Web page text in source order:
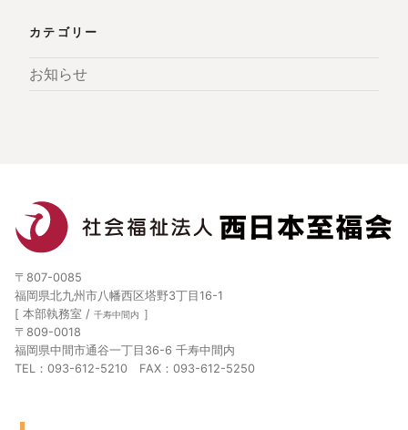
カテゴリー
お知らせ
〒807-0085
福岡県北九州市八幡西区塔野3丁目16-1
[ 本部執務室 / 千寿中間内 ］
〒809-0018
福岡県中間市通谷一丁目36-6 千寿中間内
TEL：093-612-5210 FAX：093-612-5250